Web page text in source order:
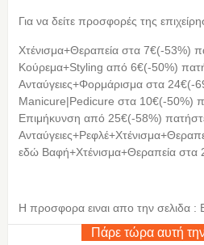
Για να δείτε προσφορές της
Χτένισμα+Θεραπεία στα 7€(-53%)
Κούρεμα+Styling από 6€(-50%)
Ανταύγειες+Φορμάρισμα στα 24€(-
Manicure|Pedicure στα 10€(-50%)
Επιμήκυνση από 25€(-58%)
εδώ Βαφή+Χτένισμα+Θεραπεία
Η προσφορα ειναι απο την σελιδα :
Πάρε τώρα αυτή